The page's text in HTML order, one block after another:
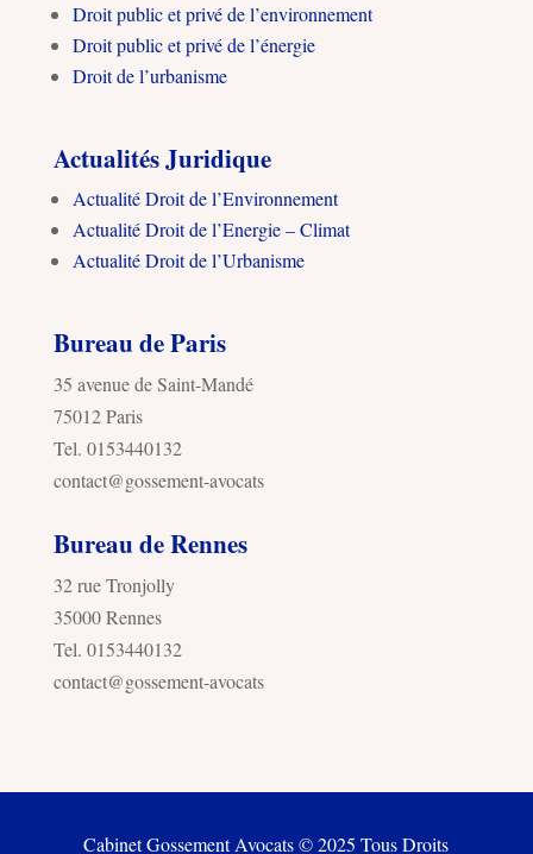
Droit public et privé de l’environnement
Droit public et privé de l’énergie
Droit de l’urbanisme
Actualités Juridique
Actualité Droit de l’Environnement
Actualité Droit de l’Energie – Climat
Actualité Droit de l’Urbanisme
Bureau de Paris
35 avenue de Saint-Mandé
75012 Paris
Tel. 0153440132
contact@gossement-avocats
Bureau de Rennes
32 rue Tronjolly
35000 Rennes
Tel. 0153440132
contact@gossement-avocats
Cabinet Gossement Avocats © 2025 Tous Droits